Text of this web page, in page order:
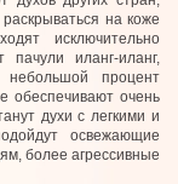
на коже
исключительно
иланг-иланг,
процент
обеспечивают очень
духи с легкими и
освежающие
более агрессивные